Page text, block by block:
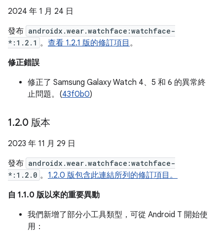
2024 年 1 月 24 日
發布 androidx.wear.watchface:watchface-
*:1.2.1 。 查看 1.2.1 版的修訂項目 。
修正錯誤
修正了 Samsung Galaxy Watch 4、5 和 6 的異常終
止問題。(43f0b0)
1.2.0 版本
2023 年 11 月 29 日
發布 androidx.wear.watchface:watchface-
*:1.2.0 。 1.2.0 版包含此連結所列的修訂項目。
自 1.1.0 版以來的重要異動
我們新增了部分小工具類型，可從 Android T 開始使
用：